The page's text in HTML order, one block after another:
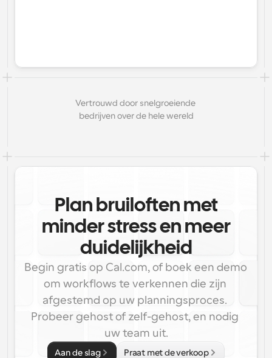
Vertrouwd door snelgroeiende
bedrijven over de hele wereld
Plan bruiloften met
minder stress en meer
duidelijkheid
Begin gratis op Cal.com, of boek een demo
om workflows te verkennen die zijn
afgestemd op uw planningsproces.
Probeer gehost of zelf-gehost, en nodig
uw team uit.
Aan de slag Praat met de verkoop